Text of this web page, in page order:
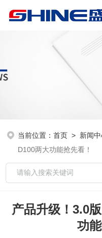
当前位置：首页 > 新闻
D100两大功能抢先看！
产品升级！3.0
功